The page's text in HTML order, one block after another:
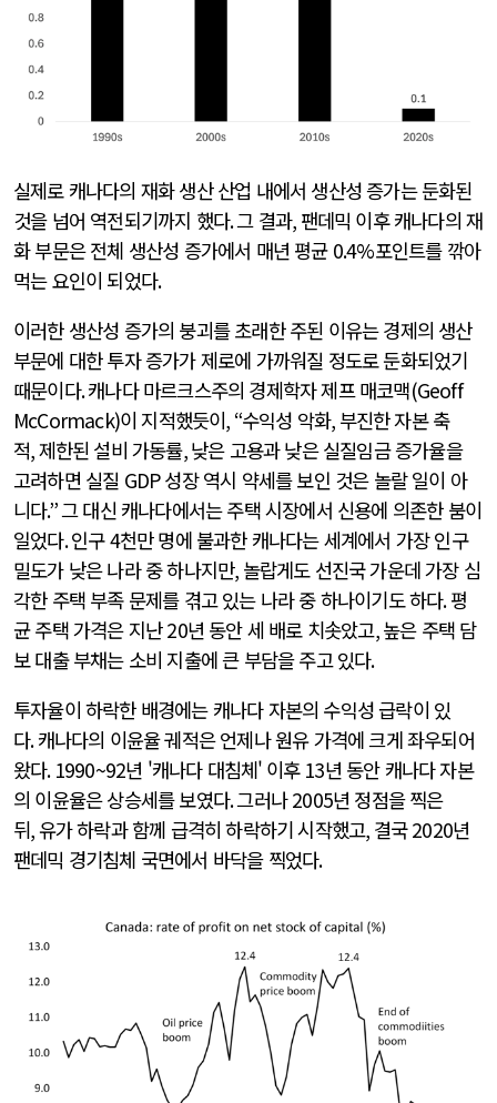
실제로 캐나다의 재화 생산 산업 내에서 생산성 증가는 둔화된
것을 넘어 역전되기까지 했다.그 결과, 팬데믹 이후 캐나다의 재
화 부문은 전체 생산성 증가에서 매년 평균 0.4%포인트를 깎아
먹는 요인이 되었다.
이러한 생산성 증가의 붕괴를 초래한 주된 이유는 경제의 생산
부문에 대한 투자 증가가 제로에 가까워질 정도로 둔화되었기
때문이다.캐나다 마르크스주의 경제학자 제프 매코맥(Geoff
McCormack)이 지적했듯이, “수익성 악화, 부진한 자본 축
적,제한된 설비 가동률,낮은 고용과 낮은 실질임금 증가율을
고려하면 실질 GDP성장 역시 약세를 보인 것은 놀랄 일이 아
니다.”그 대신 캐나다에서는 주택 시장에서 신용에 의존한 붐이
일었다.인구4천만 명에 불과한 캐나다는 세계에서 가장 인구
밀도가 낮은 나라 중 하나지만, 놀랍게도 선진국 가운데 가장 심
각한 주택 부족 문제를 겪고 있는 나라 중 하나이기도 하다.평
균 주택 가격은 지난20년 동안 세 배로 치솟았고,높은 주택 담
보 대출 부채는 소비 지출에 큰 부담을 주고 있다.
투자율이 하락한 배경에는 캐나다 자본의 수익성 급락이 있
다.캐나다의 이윤율 궤적은 언제나 원유 가격에 크게 좌우되어
왔다. 1990~92년 '캐나다 대침체' 이후 13년 동안 캐나다 자본
의 이윤율은 상승세를 보였다.그러나2005년 정점을 찍은
뒤,유가 하락과 함께 급격히 하락하기 시작했고, 결국2020년
팬데믹 경기침체 국면에서 바닥을 찍었다.